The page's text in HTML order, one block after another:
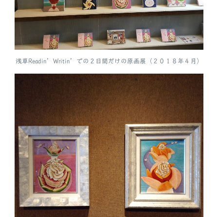
浅草Readin’Writin’での２日間だけの原画展（２０１８年４月）